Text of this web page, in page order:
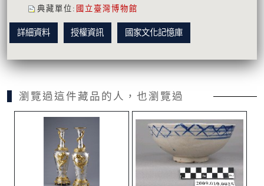
典藏單位 : 國立臺灣博物館
詳細資料 授權資訊 國家文化記憶庫
瀏覽過這件藏品的人，也瀏覽過